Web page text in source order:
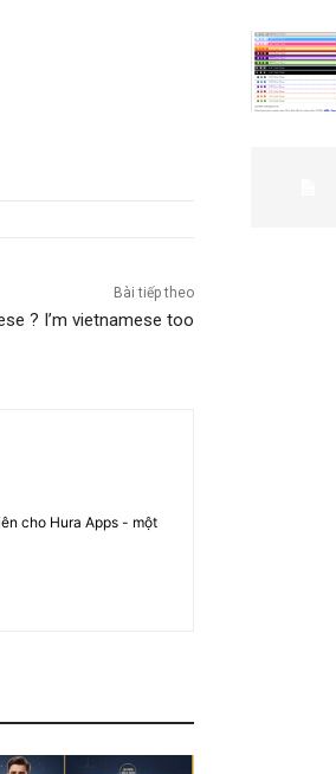
Bài tiếp theo
? I’m vietnamese too
cho Hura Apps - một